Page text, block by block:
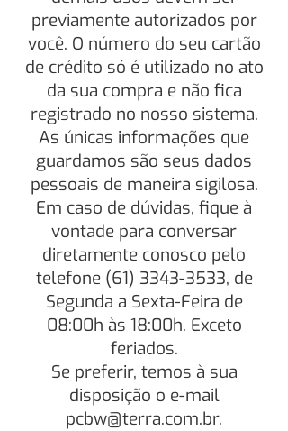
previamente autorizados por
você. O número do seu cartão
de crédito só é utilizado no ato
da sua compra e não fica
registrado no nosso sistema.
As únicas informações que
guardamos são seus dados
pessoais de maneira sigilosa.
Em caso de dúvidas, fique à
vontade para conversar
diretamente conosco pelo
telefone (61) 3343-3533, de
Segunda a Sexta-Feira de
08:00h às 18:00h. Exceto
feriados.
Se preferir, temos à sua
disposição o e-mail
pcbw@terra.com.br.